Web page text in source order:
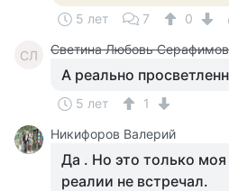
5 лет 7 0
СЛ Светина Любовь
А реально
5 лет
1
Никифоров Валерий
Да . Но это только моя
реалии не встречал.